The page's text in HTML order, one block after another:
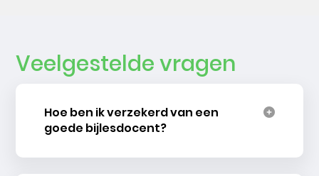
Veelgestelde vragen
Hoe ben ik verzekerd van een
goede bijlesdocent?